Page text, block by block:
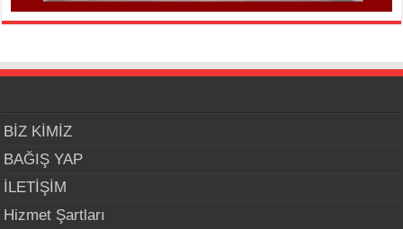
BİZ KİMİZ
BAĞIŞ YAP
İLETİŞİM
Hizmet Şartları